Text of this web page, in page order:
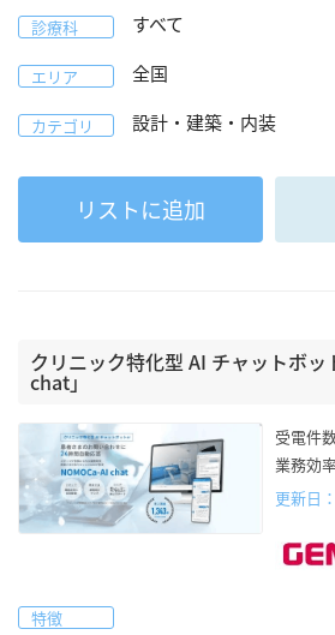
診療科 すべて
エリア 全国
カテゴリ 設計・建築・内装
リストに追加
クリニック特化型 AI チャットボッ
chat」
受電件
業務効
更新日
特徴